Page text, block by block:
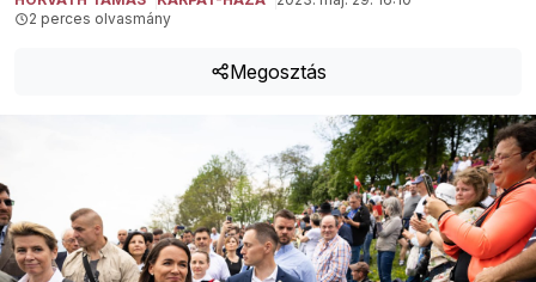
2 perces olvasmány
Megosztás